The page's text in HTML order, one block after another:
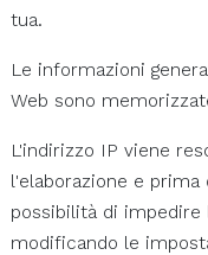
tua.
Le informazioni
Web sono
L'indirizzo IP viene
l'elaborazione e prima
possibilità di impedire
modificando le